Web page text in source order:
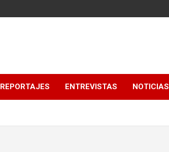
REPORTAJES ENTREVISTAS NOTICIAS